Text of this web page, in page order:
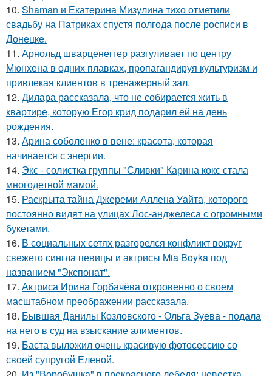
10. Shaman и Екатерина Мизулина тихо отметили
свадьбу на Патриках спустя полгода после росписи в
Донецке.
11. Арнольд шварценеггер разгуливает по центру
Мюнхена в одних плавках, пропагандируя культуризм и
привлекая клиентов в тренажерный зал.
12. Дилара рассказала, что не собирается жить в
квартире, которую Егор крид подарил ей на день
рождения.
13. Арина соболенко в вене: красота, которая
начинается с энергии.
14. Экс - солистка группы "Сливки" Карина кокс стала
многодетной мамой.
15. Раскрыта тайна Джереми Аллена Уайта, которого
постоянно видят на улицах Лос-анджелеса с огромными
букетами.
16. В социальных сетях разгорелся конфликт вокруг
свежего сингла певицы и актрисы Mia Boyka под
названием "Экспонат".
17. Актриса Ирина Горбачёва откровенно о своем
масштабном преображении рассказала.
18. Бывшая Данилы Козловского - Ольга Зуева - подала
на него в суд на взыскание алиментов.
19. Баста выложил очень красивую фотосессию со
своей супругой Еленой.